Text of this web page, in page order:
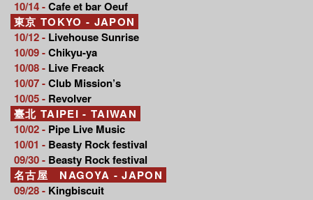
10/14 -Cafe et bar Oeuf
東京 TOKYO - JAPON
10/12 - Livehouse Sunrise
10/09 -Chikyu-ya
10/08 - Live Freack
10/07 -Club Mission’s
10/05 - Revolver
臺北 TAIPEI - TAIWAN
10/02 - Pipe Live Music
10/01 - Beasty Rock festival
09/30 - Beasty Rock festival
名古屋 NAGOYA - JAPON
09/28 - Kingbiscuit